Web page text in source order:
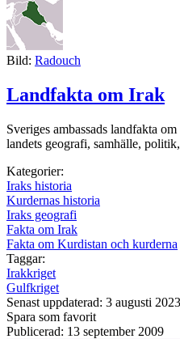
Bild: Radouch
Landfakta om Irak
Sveriges ambassads landfakta
landets geografi, samhälle,
Kategorier:
Iraks historia
Kurdernas historia
Iraks geografi
Fakta om Irak
Fakta om Kurdistan och kurderna
Taggar:
Irakkriget
Gulfkriget
Senast uppdaterad: 3 augusti 2023
Spara som favorit
Publicerad: 13 september 2009